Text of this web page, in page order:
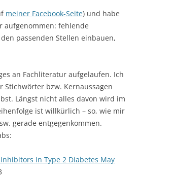
meiner Facebook-Seite) und habe
aufgenommen: fehlende
passenden Stellen einbauen,
an Fachliteratur aufgelaufen. Ich
bzw. Kernaussagen
Längst nicht alles davon wird im
ist willkürlich – so, wie mir
gerade entgegenkommen.
In Type 2 Diabetes May